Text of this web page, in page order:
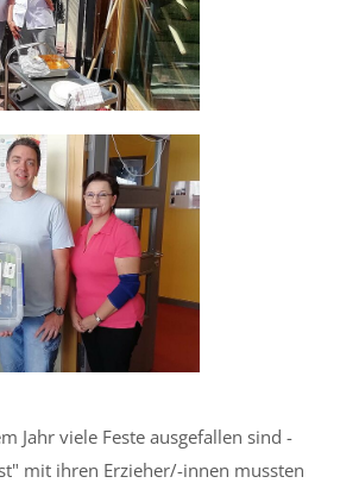
Jahr viele Feste ausgefallen sind -
mit ihren Erzieher/-innen mussten